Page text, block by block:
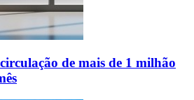
de mais de 1 milhão